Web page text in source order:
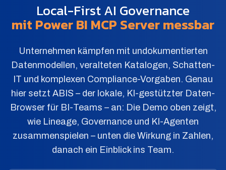
Local-First AI Governance
mit Power BI MCP Server messbar
Unternehmen kämpfen mit undokumentierten
Datenmodellen, veralteten Katalogen, Schatten-
IT und komplexen Compliance-Vorgaben. Genau
hier setzt ABIS – der lokale, KI-gestützter Daten-
Browser für BI-Teams – an: Die Demo oben zeigt,
wie Lineage, Governance und KI-Agenten
zusammenspielen – unten die Wirkung in Zahlen,
danach ein Einblick ins Team.